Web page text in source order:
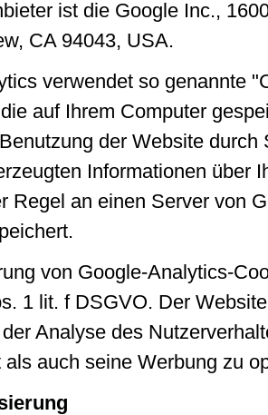
ist die Google Inc.,
CA 94043, USA.
verwendet so genannte
auf Ihrem Computer
der Website durch
Informationen über
Regel an einen Server von
von Google-Analytics-
1 lit. f DSGVO. Der
Analyse des
auch seine Werbung zu